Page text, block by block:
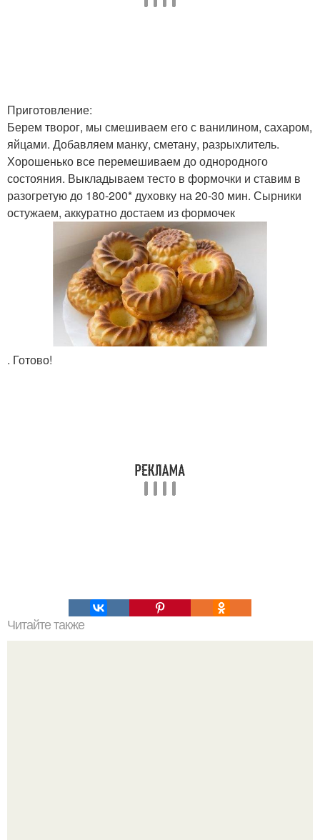
Приготовление:
Берем творог, мы смешиваем его с ванилином, сахаром,
яйцами. Добавляем манку, сметану, разрыхлитель.
Хорошенько все перемешиваем до однородного
состояния. Выкладываем тесто в формочки и ставим в
разогретую до 180-200* духовку на 20-30 мин. Сырники
остужаем, аккуратно достаем из формочек
. Готово!
Читайте также